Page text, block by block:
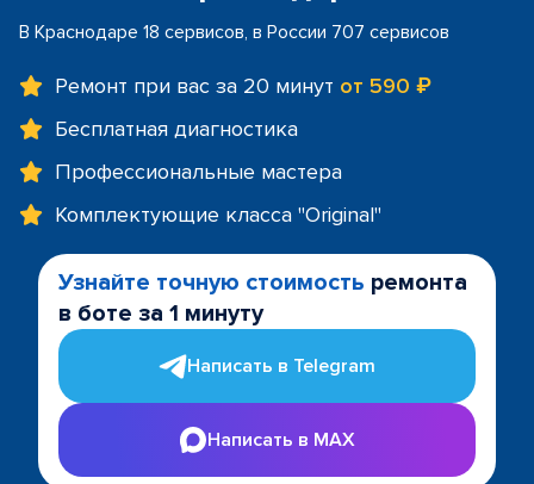
В Краснодаре 18 сервисов, в России 707 сервисов
Ремонт при вас за 20 минут от 590 ₽
Бесплатная диагностика
Профессиональные мастера
Комплектующие класса "Original"
Узнайте точную стоимость ремонта
в боте за 1 минуту
Написать в Telegram
Написать в MAX